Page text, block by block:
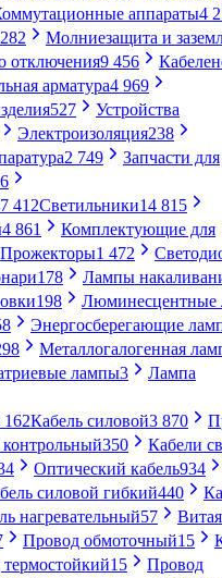
аппараты4
282 Молниезащита и
отключения9 456
арматура4 969
527
Устройства
Электроизоляция238
2 749
Запчасти для
6
412Светильники14 815
4 861
Комплектующие для
Прожекторы1 472
178 Лампы
198 Люминесцентные
Энергосберегающие
Металлогалогенная
лампы3
Лампа
162Кабель силовой3 870
контрольный350 Кабели
Оптический кабель934
силовой гибкий440
нагревательный57
Провод обмоточный15
15
Провод